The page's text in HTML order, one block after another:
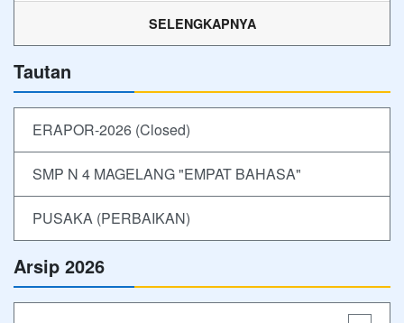
SELENGKAPNYA
Tautan
ERAPOR-2026 (Closed)
SMP N 4 MAGELANG "EMPAT BAHASA"
PUSAKA (PERBAIKAN)
Arsip 2026